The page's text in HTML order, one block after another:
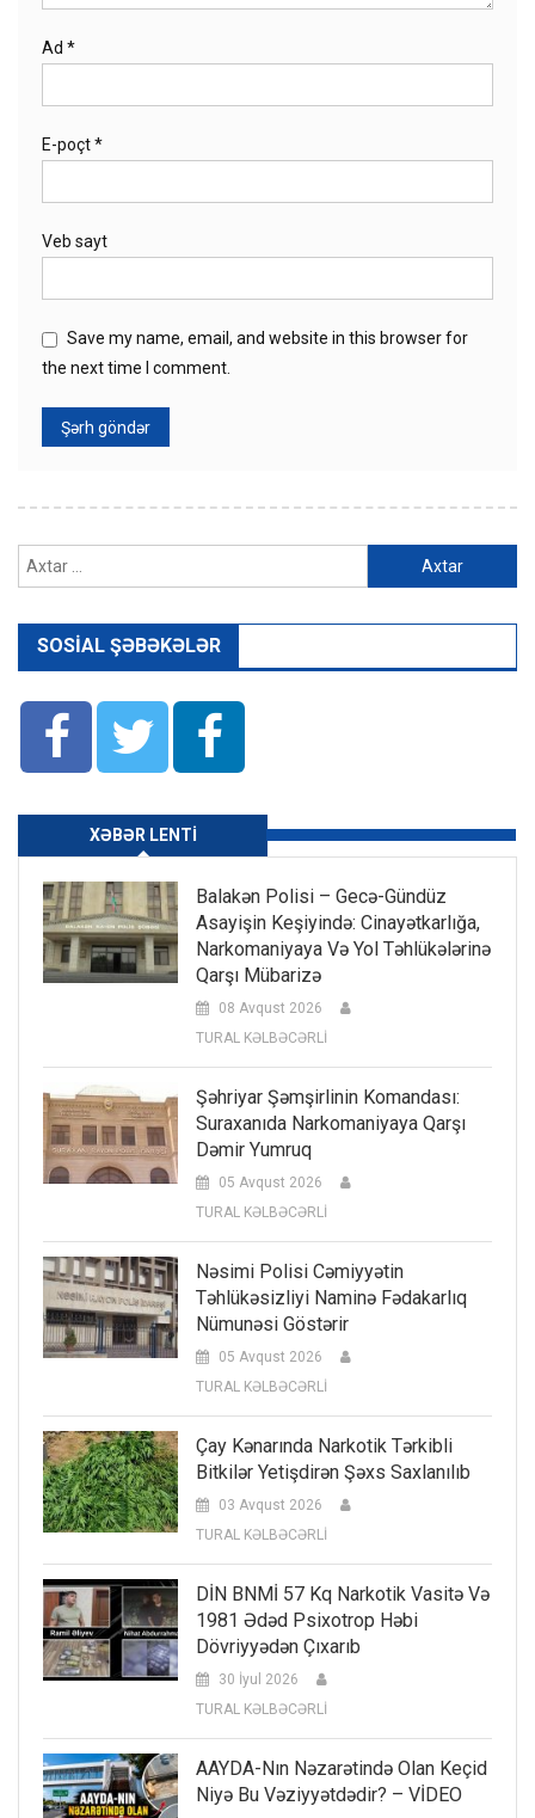
Ad *
E-poçt*
Veb sayt
Save my name, email, and website in this browser for
the next time I comment.
SOSIAL ŞƏBƏKƏLƏR
XƏBƏR LENTI
Balakən Polisi – Gecə-Gündüz
Asayişin Keşiyində: Cinayətkarlığa,
Narkomaniyaya Və Yol Təhlükələrinə
Qarşı Mübarizə
08 Avqust 2026
TURAL KƏLBƏCƏRLİ
Şəhriyar Şəmşirlinin Komandası:
Suraxanıda Narkomaniyaya Qarşı
Dəmir Yumruq
05 Avqust 2026
TURAL KƏLBƏCƏRLİ
Nəsimi Polisi Cəmiyyətin
Təhlükəsizliyi Naminə Fədakarlıq
Nümunəsi Göstərir
05 Avqust 2026
TURAL KƏLBƏCƏRLİ
Çay Kənarında Narkotik Tərkibli
Bitkilər Yetişdirən Şəxs Saxlanılıb
03 Avqust 2026
TURAL KƏLBƏCƏRLİ
DİN BNMİ 57 Kq Narkotik Vasitə Və
1981 Ədəd Psixotrop Həbi
Dövriyyədən Çıxarıb
30 İyul 2026
TURAL KƏLBƏCƏRLİ
AAYDA-Nın Nəzarətində Olan Keçid
Niyə Bu Vəziyyətdədir? – VİDEO